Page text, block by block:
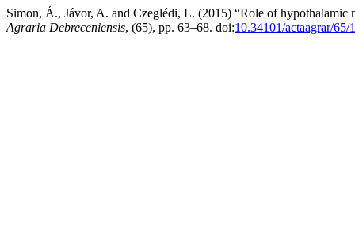
Simon, Á., Jávor, A. and Czeglédi, L. (2015) “Role of
Agraria Debreceniensis, (65), pp. 63–68. doi:10.34101/actaagrar/65/